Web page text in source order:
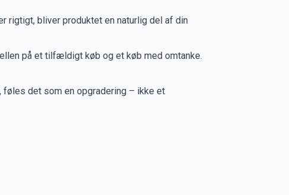
rigtigt, bliver produktet en naturlig del af din
på et tilfældigt køb og et køb med omtanke.
føles det som en opgradering – ikke et